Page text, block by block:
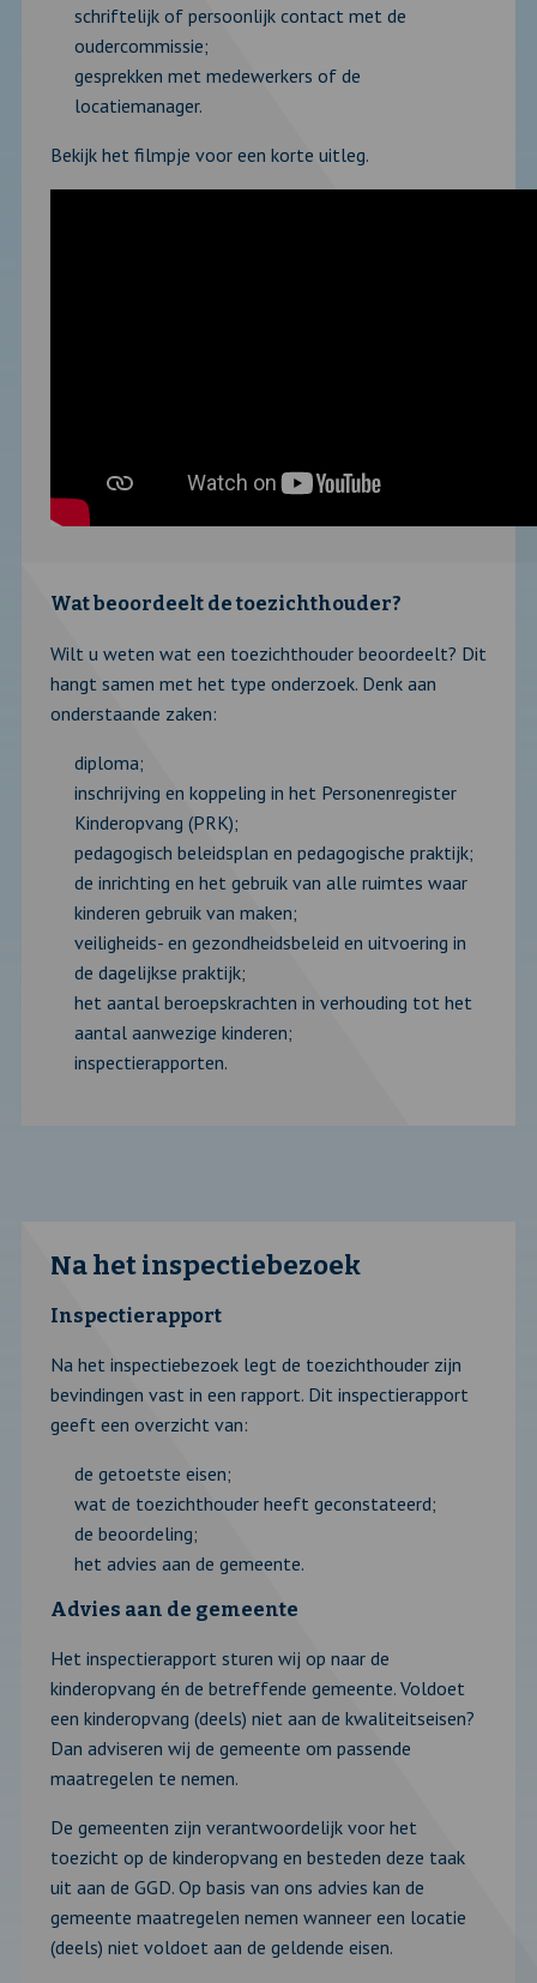
schriftelijk of persoonlijk contact met de
oudercommissie;
gesprekken met medewerkers of de
locatiemanager.
Bekijk het filmpje voor een korte uitleg.
Wat beoordeelt de toezichthouder?
Wilt u weten wat een toezichthouder beoordeelt? Dit
hangt samen met het type onderzoek. Denk aan
onderstaande zaken:
diploma;
inschrijving en koppeling in het Personenregister
Kinderopvang (PRK);
pedagogisch beleidsplan en pedagogische praktijk;
de inrichting en het gebruik van alle ruimtes waar
kinderen gebruik van maken;
veiligheids- en gezondheidsbeleid en uitvoering in
de dagelijkse praktijk;
het aantal beroepskrachten in verhouding tot het
aantal aanwezige kinderen;
inspectierapporten.
Na het inspectiebezoek
Inspectierapport
Na het inspectiebezoek legt de toezichthouder zijn
bevindingen vast in een rapport. Dit inspectierapport
geeft een overzicht van:
de getoetste eisen;
wat de toezichthouder heeft geconstateerd;
de beoordeling;
het advies aan de gemeente.
Advies aan de gemeente
Het inspectierapport sturen wij op naar de
kinderopvang én de betreffende gemeente. Voldoet
een kinderopvang (deels) niet aan de kwaliteitseisen?
Dan adviseren wij de gemeente om passende
maatregelen te nemen.
De gemeenten zijn verantwoordelijk voor het
toezicht op de kinderopvang en besteden deze taak
uit aan de GGD. Op basis van ons advies kan de
gemeente maatregelen nemen wanneer een locatie
(deels) niet voldoet aan de geldende eisen.